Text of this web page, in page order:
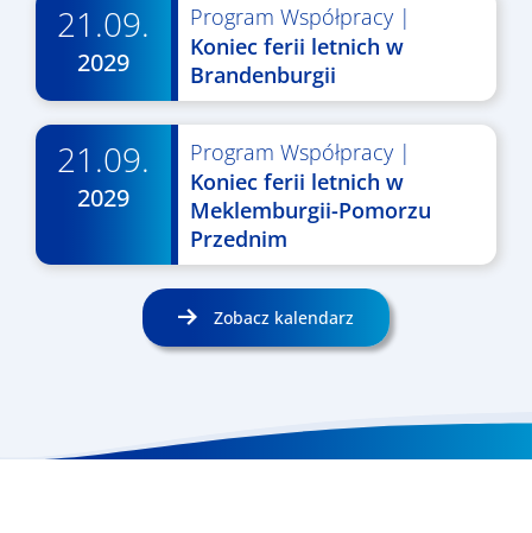
21.09.
2029
Program Współpracy|
Koniec ferii letnich w
Brandenburgii
21.09.
2029
Program Współpracy|
Koniec ferii letnich w
Meklemburgii-Pomorzu
Przednim
Zobacz kalendarz